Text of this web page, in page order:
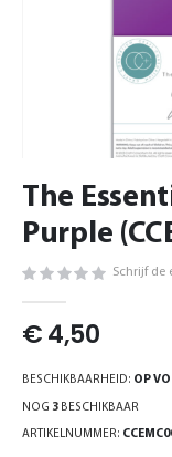
naar
begin
gallerij
The
Purple
Schrijf de
€ 4,50
BESCHIKBAARHEID: OP
NOG 3 BESCHIKBAAR
ARTIKELNUMMER